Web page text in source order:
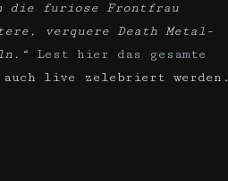
die furiose Frontfrau
verquere Death Metal-
Lest hier das gesamte
auch live zelebriert werden.